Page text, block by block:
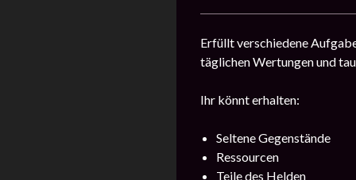
Erfüllt verschiedene
täglichen Wertungen und
Ihr könnt erhalten:
Seltene Gegenstände
Ressourcen
Teile des Helden